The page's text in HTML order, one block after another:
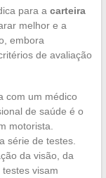
para a carteira
melhor e a
embora
de avaliação
com um médico
de saúde é o
motorista.
série de testes.
da visão, da
visam